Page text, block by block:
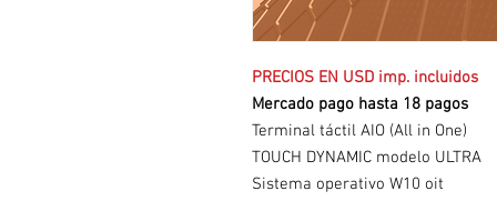
PRECIOS EN USD imp. incluidos
Mercado pago hasta 18 pagos
Terminal táctil AIO (All in One)
TOUCH DYNAMIC modelo ULTRA
Sistema operativo W10 oit